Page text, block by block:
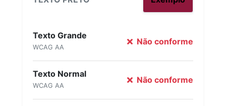
Texto Grande
WCAG AA
Não conforme
Texto Normal
WCAG AA
Não conforme